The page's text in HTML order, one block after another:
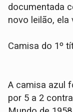
documentada
novo leilão, ela
Camisa do 1º
A camisa azul
por 5 a 2